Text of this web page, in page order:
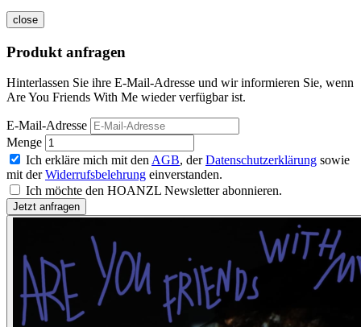
close
Produkt anfragen
Hinterlassen Sie ihre E-Mail-Adresse und wir informieren Sie, wenn
Are You Friends With Me wieder verfügbar ist.
E-Mail-Adresse
Menge
Ich erkläre mich mit den AGB, derDatenschutzerklärung sowie
mit derWiderrufsbelehrung einverstanden.
Ich möchte den HOANZL Newsletter abonnieren.